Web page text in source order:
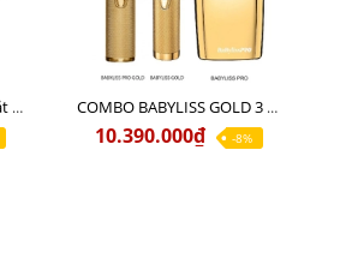
COMBO 2S USA l Tông cắt LEGEND USA CÓ DÂY 220V + Tông pin MAGIC CLIP COMBO BABYLISS GOLD 3 cao cấp chính hãng
10.390.000₫ -8%